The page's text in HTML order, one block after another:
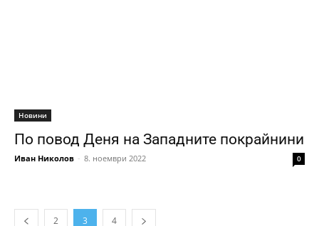
Новини
По повод Деня на Западните покрайнини
Иван Николов - 8. ноември 2022 0
2 3 4